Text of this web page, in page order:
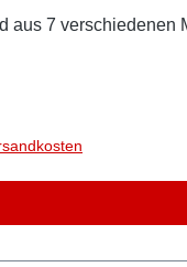
aus 7 verschiedenen